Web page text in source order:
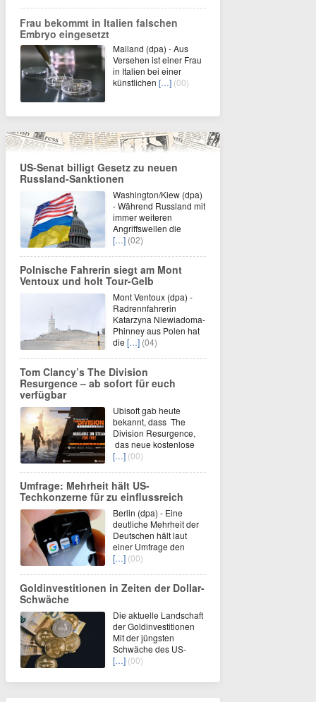
Frau bekommt in Italien falschen
Embryo eingesetzt
Mailand (dpa) - Aus
Versehen ist einer Frau
in Italien bei einer
künstlichen […] (00)
US-Senat billigt Gesetz zu neuen
Russland-Sanktionen
Washington/Kiew (dpa)
- Während Russland mit
immer weiteren
Angriffswellen die
[…] (02)
Polnische Fahrerin siegt am Mont
Ventoux und holt Tour-Gelb
Mont Ventoux (dpa) -
Radrennfahrerin
Katarzyna Niewiadoma-
Phinney aus Polen hat
die […] (04)
Tom Clancy’s The Division
Resurgence – ab sofort für euch
verfügbar
Ubisoft gab heute
bekannt, dass The
Division Resurgence,
das neue kostenlose
[…] (00)
Umfrage: Mehrheit hält US-
Techkonzerne für zu einflussreich
Berlin (dpa) - Eine
deutliche Mehrheit der
Deutschen hält laut
einer Umfrage den
[…] (00)
Goldinvestitionen in Zeiten der Dollar-
Schwäche
Die aktuelle Landschaft
der Goldinvestitionen
Mit der jüngsten
Schwäche des US-
[…] (00)